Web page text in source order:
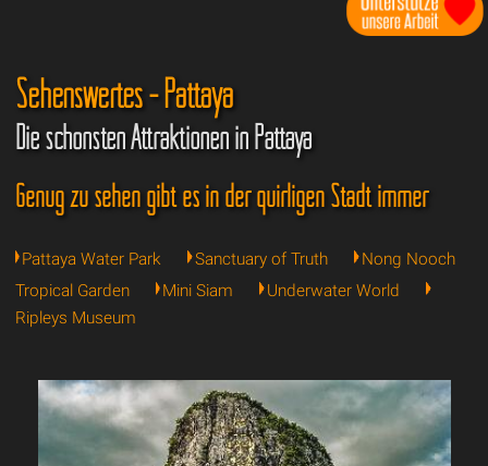
Sehenswertes - Pattaya
Die schönsten Attraktionen in Pattaya
Genug zu sehen gibt es in der quirligen Stadt immer
Pattaya Water Park Sanctuary of Truth
Nong Nooch
Tropical Garden
Mini Siam
Underwater World
Ripleys Museum